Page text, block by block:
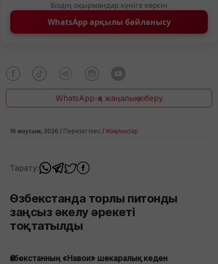
Біздің оқырмандар күніге көрсін
WhatsApp арқылы байланысу
WhatsApp-қа жаңалық жіберу
16 маусым, 2026 / Перизат Ілес / Жаңалықтар
Тарату:
Өзбекстанда торлы питонды
заңсыз әкелу әрекеті
тоқтатылды
Өзбекстанның «Навои» шекаралық кеден